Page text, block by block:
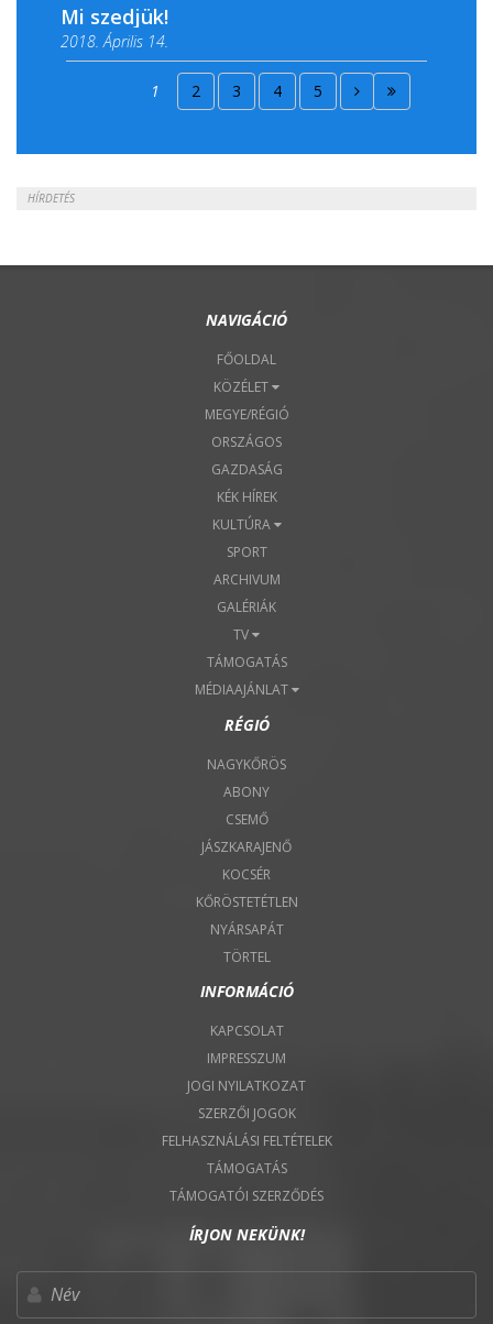
Mi szedjük!
2018. Április 14.
2018. Április 15.
1 2 3 4 5
HÍRDETÉS
NAVIGÁCIÓ
FŐOLDAL
KÖZÉLET
MEGYE/RÉGIÓ
ORSZÁGOS
GAZDASÁG
KÉK HÍREK
KULTÚRA
SPORT
ARCHIVUM
GALÉRIÁK
TV
TÁMOGATÁS
MÉDIAAJÁNLAT
RÉGIÓ
NAGYKŐRÖS
ABONY
CSEMŐ
JÁSZKARAJENŐ
KOCSÉR
KŐRÖSTETÉTLEN
NYÁRSAPÁT
TÖRTEL
INFORMÁCIÓ
KAPCSOLAT
IMPRESSZUM
JOGI NYILATKOZAT
SZERZŐI JOGOK
FELHASZNÁLÁSI FELTÉTELEK
TÁMOGATÁS
TÁMOGATÓI SZERZŐDÉS
ÍRJON NEKÜNK!